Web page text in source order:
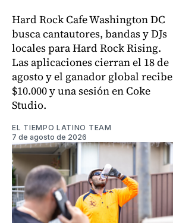
Hard Rock Cafe Washington DC
busca cantautores, bandas y DJs
locales para Hard Rock Rising.
Las aplicaciones cierran el 18 de
agosto y el ganador global recibe
$10.000 y una sesión en Coke
Studio.
EL TIEMPO LATINO TEAM
7 de agosto de 2026